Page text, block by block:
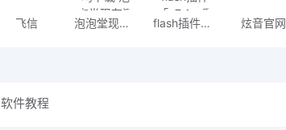
飞信 泡泡堂现在还能玩吗下载 泡泡堂现在还能玩吗（454MB）IOS版 flash插件下载 flash插件「v7.4」重制版 炫音官网
软件教程